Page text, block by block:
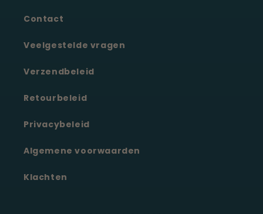
Contact
Veelgestelde vragen
Verzendbeleid
Retourbeleid
Privacybeleid
Algemene voorwaarden
Klachten